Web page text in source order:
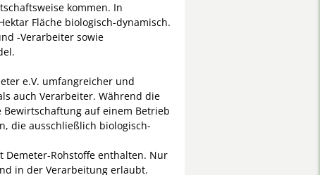
kommen. In
Fläche biologisch-dynamisch.
-Verarbeiter sowie
e.V. umfangreicher und
auch Verarbeiter. Während die
Bewirtschaftung auf einem Betrieb
die ausschließlich biologisch-
Demeter-Rohstoffe enthalten. Nur
in der Verarbeitung erlaubt.